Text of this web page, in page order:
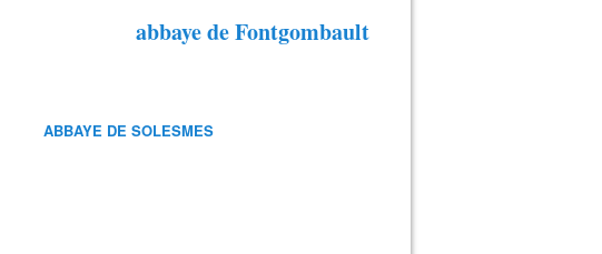
abbaye de Fontgombault
ABBAYE DE SOLESMES